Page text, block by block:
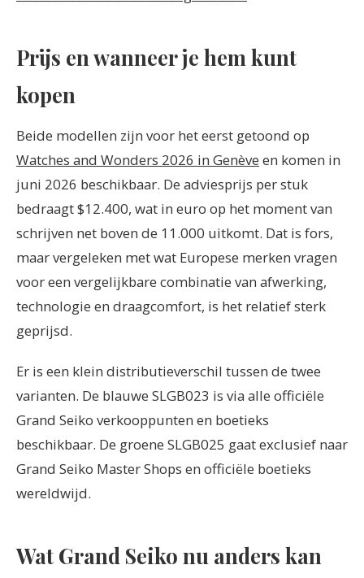
Prijs en wanneer je hem kunt
kopen
Beide modellen zijn voor het eerst getoond op
Watches and Wonders 2026 in Genève en komen in
juni 2026 beschikbaar. De adviesprijs per stuk
bedraagt $12.400, wat in euro op het moment van
schrijven net boven de 11.000 uitkomt. Dat is fors,
maar vergeleken met wat Europese merken vragen
voor een vergelijkbare combinatie van afwerking,
technologie en draagcomfort, is het relatief sterk
geprijsd.
Er is een klein distributieverschil tussen de twee
varianten. De blauwe SLGB023 is via alle officiële
Grand Seiko verkooppunten en boetieks
beschikbaar. De groene SLGB025 gaat exclusief naar
Grand Seiko Master Shops en officiële boetieks
wereldwijd.
Wat Grand Seiko nu anders kan